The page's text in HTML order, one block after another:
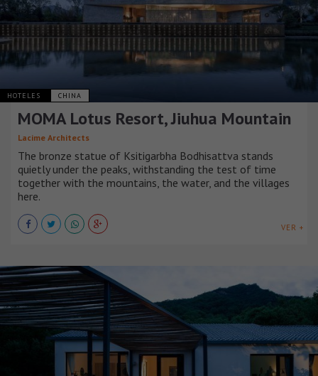
HOTELES CHINA
MOMA Lotus Resort, Jiuhua Mountain
Lacime Architects
The bronze statue of Ksitigarbha Bodhisattva stands
quietly under the peaks, withstanding the test of time
together with the mountains, the water, and the villages
here.
VER +